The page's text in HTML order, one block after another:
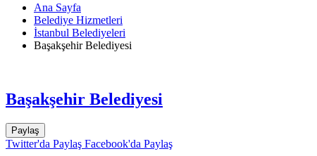
Ana Sayfa
Belediye Hizmetleri
İstanbul Belediyeleri
Başakşehir Belediyesi
Başakşehir Belediyesi
Paylaş
Twitter'da Paylaş Facebook'da Paylaş